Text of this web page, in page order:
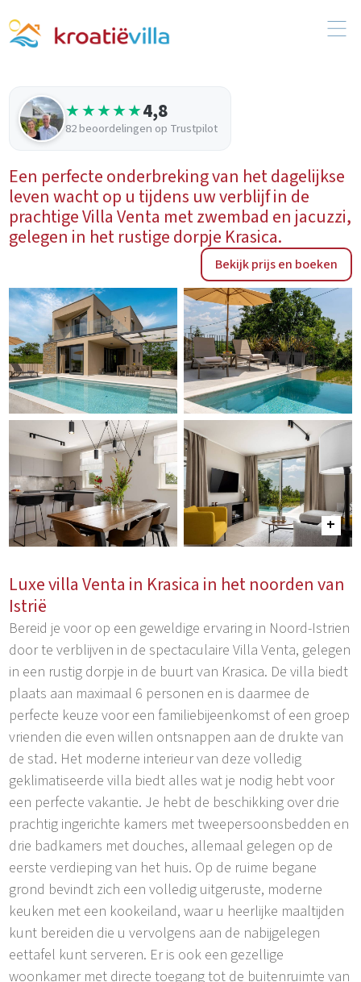
★★★★★4,8
82 beoordelingen op Trustpilot
Een perfecte onderbreking van het dagelijkse
leven wacht op u tijdens uw verblijf in de
prachtige Villa Venta met zwembad en jacuzzi,
gelegen in het rustige dorpje Krasica.
Bekijk prijs en boeken
Luxe villa Venta in Krasica in het noorden van
Istrië
Bereid je voor op een geweldige ervaring in Noord-Istrien
door te verblijven in de spectaculaire Villa Venta, gelegen
in een rustig dorpje in de buurt van Krasica. De villa biedt
plaats aan maximaal 6 personen en is daarmee de
perfecte keuze voor een familiebijeenkomst of een groep
vrienden die even willen ontsnappen aan de drukte van
de stad. Het moderne interieur van deze volledig
geklimatiseerde villa biedt alles wat je nodig hebt voor
een perfecte vakantie. Je hebt de beschikking over drie
prachtig ingerichte kamers met tweepersoonsbedden en
drie badkamers met douches, allemaal gelegen op de
eerste verdieping van het huis. Op de ruime begane
grond bevindt zich een volledig uitgeruste, moderne
keuken met een kookeiland, waar u heerlijke maaltijden
kunt bereiden die u vervolgens aan de nabijgelegen
eettafel kunt serveren. Er is ook een gezellige
woonkamer met directe toegang tot de buitenruimte van